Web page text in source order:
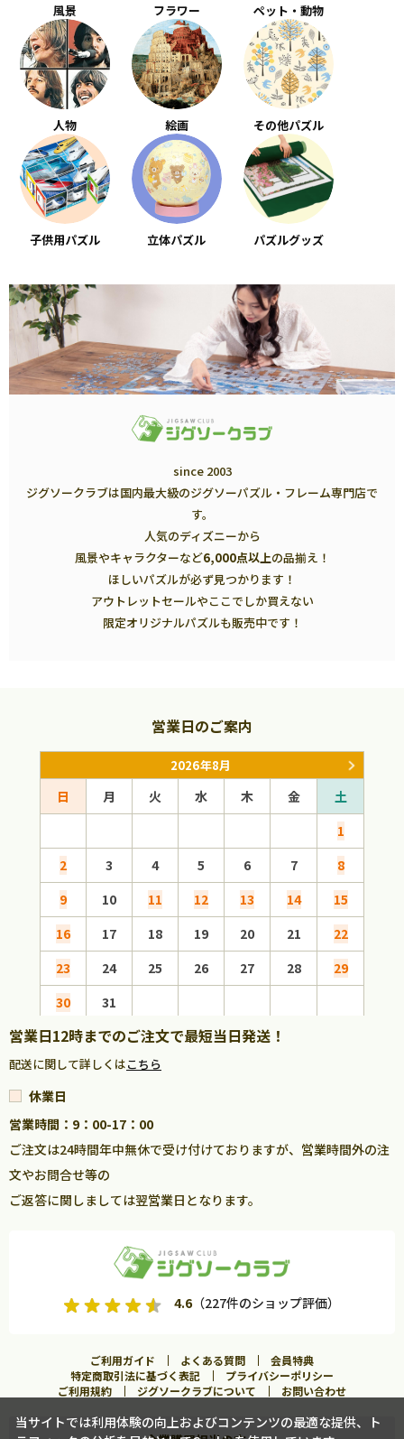
風景 フラワー ペット・動物
人物 絵画 その他パズル
子供用パズル 立体パズル パズルグッズ
since 2003
ジグソークラブは国内最大級のジグソーパズル・フレーム専門店で
す。
人気のディズニーから
風景やキャラクターなど6,000点以上の品揃え！
ほしいパズルが必ず見つかります！
アウトレットセールやここでしか買えない
限定オリジナルパズルも販売中です！
営業日のご案内
2026年8月
日 月 火 水 木 金
土
1
2
3 4 5 6 7
8
9
10 11 12 13 14
15
16
17 18 19 20 21
22
23
24 25 26 27 28
29
30
31
営業日12時までのご注文で最短当日発送！
配送に関して詳しくはこちら
休業日
営業時間：9：00-17：00
ご注文は24時間年中無休で受け付けておりますが、営業時間外の注
文やお問合せ等の
ご返答に関しましては翌営業日となります。
4.6（227件のショップ評価）
ご利用ガイド よくある質問
会員特典
特定商取引法に基づく表記
プライバシーポリシー
ご利用規約
ジグソークラブについて お問い合わせ
当サイトでは利用体験の向上およびコンテンツの最適な提供、ト